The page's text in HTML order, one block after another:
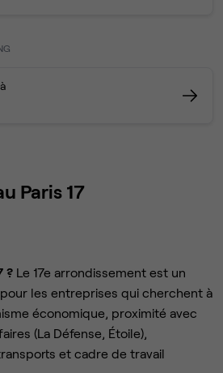
Paris 17
? Le 17e arrondissement est un
les entreprises qui cherchent à
économique, proximité avec
(La Défense, Étoile),
et cadre de travail